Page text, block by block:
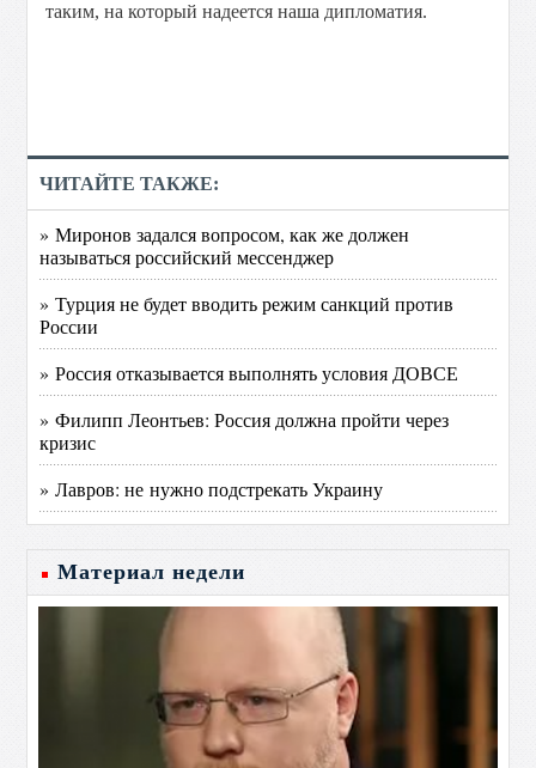
таким, на который надеется наша дипломатия.
ЧИТАЙТЕ ТАКЖЕ:
» Миронов задался вопросом, как же должен
называться российский мессенджер
» Турция не будет вводить режим санкций против
России
» Россия отказывается выполнять условия ДОВСЕ
» Филипп Леонтьев: Россия должна пройти через
кризис
» Лавров: не нужно подстрекать Украину
Материал недели